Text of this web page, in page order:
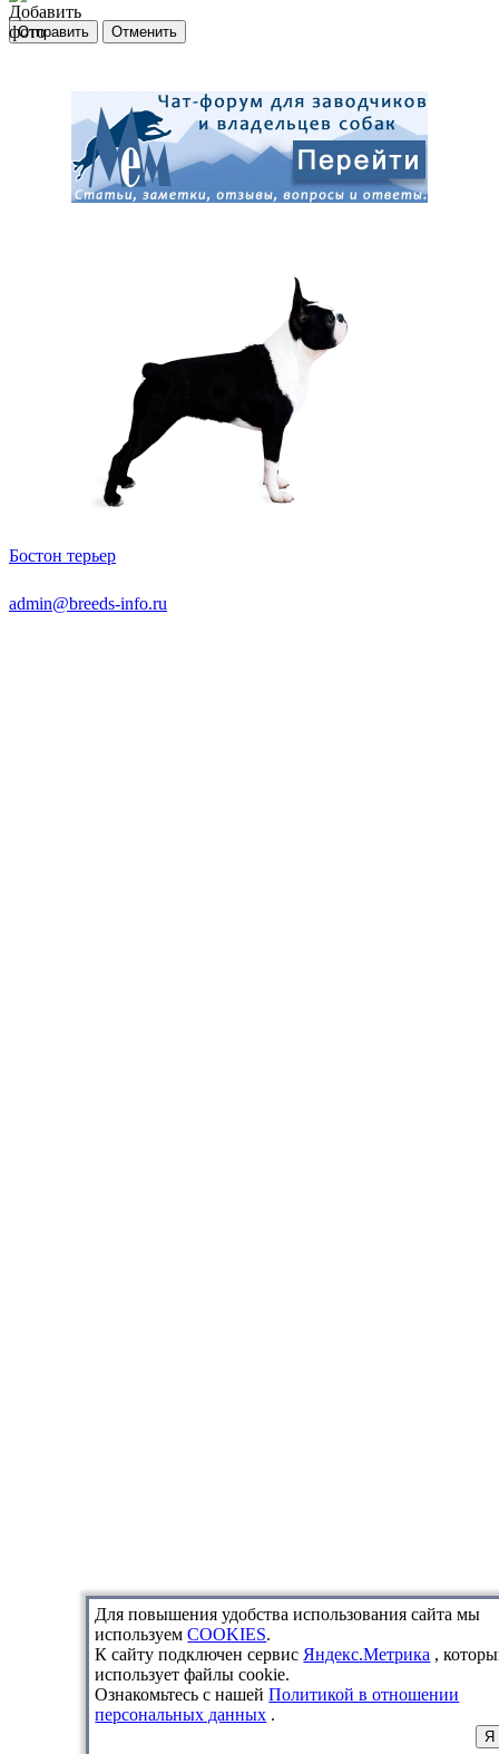
Отправить Отменить
Бостон терьер
admin@breeds-info.ru
Для повышения удобства использования сайта мы
используемCOOKIES.
К сайту подключен сервис Яндекс.Метрика ,
использует файлы cookie.
Ознакомьтесь с нашейПолитикой в отношении
персональных данных .
Я